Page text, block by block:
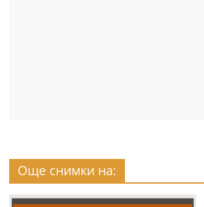
Още снимки на: